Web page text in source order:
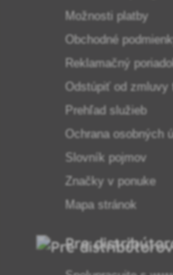
Možnosti platby
Obchodné
Reklamačný
Odstúpiť od zmluvy
Prehľad služieb
Ochrana osobných
Slovník pojmov
Značky v ponuke
Mapa stránok
Pre